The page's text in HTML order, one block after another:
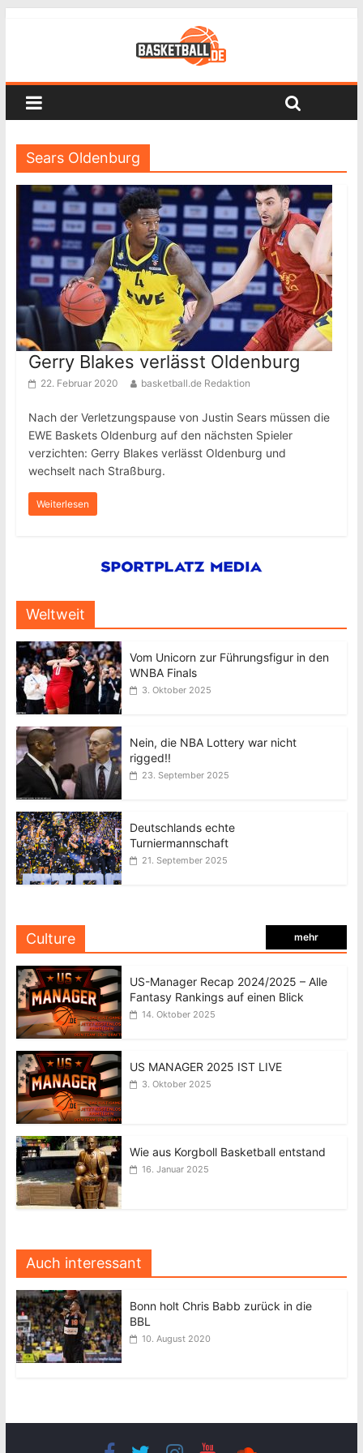
Sears Oldenburg
Gerry Blakes verlässt Oldenburg
22. Februar 2020 basketball.de Redaktion
Nach der Verletzungspause von Justin Sears müssen die
EWE Baskets Oldenburg auf den nächsten Spieler
verzichten: Gerry Blakes verlässt Oldenburg und
wechselt nach Straßburg.
Weiterlesen
Weltweit
Vom Unicorn zur Führungsfigur in den
WNBA Finals
3. Oktober 2025
Nein, die NBA Lottery war nicht
rigged!!
23. September 2025
Deutschlands echte
Turniermannschaft
21. September 2025
Culture mehr
US-Manager Recap 2024/2025 – Alle
Fantasy Rankings auf einen Blick
14. Oktober 2025
US MANAGER 2025 IST LIVE
3. Oktober 2025
Wie aus Korgboll Basketball entstand
16. Januar 2025
Auch interessant
Bonn holt Chris Babb zurück in die
BBL
10. August 2020